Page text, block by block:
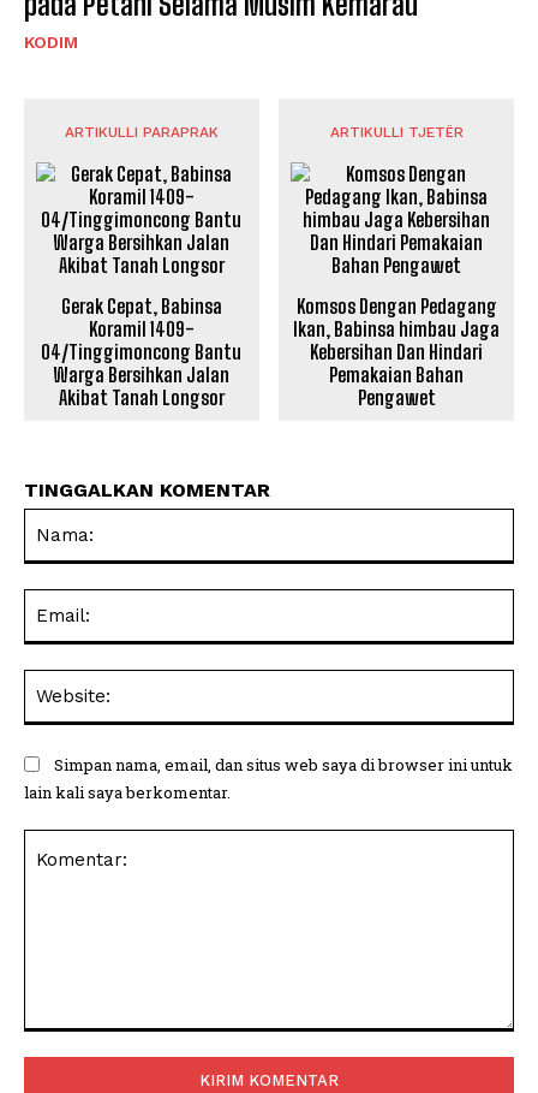
KODIM
ARTIKULLI PARAPRAK
Gerak Cepat, Babinsa
Koramil 1409-
04/Tinggimoncong Bantu
Warga Bersihkan Jalan
Akibat Tanah Longsor
ARTIKULLI TJETËR
Komsos Dengan Pedagang
Ikan, Babinsa himbau Jaga
Kebersihan Dan Hindari
Pemakaian Bahan
Pengawet
TINGGALKAN KOMENTAR
Simpan nama, email, dan situs web saya di browser ini untuk
lain kali saya berkomentar.